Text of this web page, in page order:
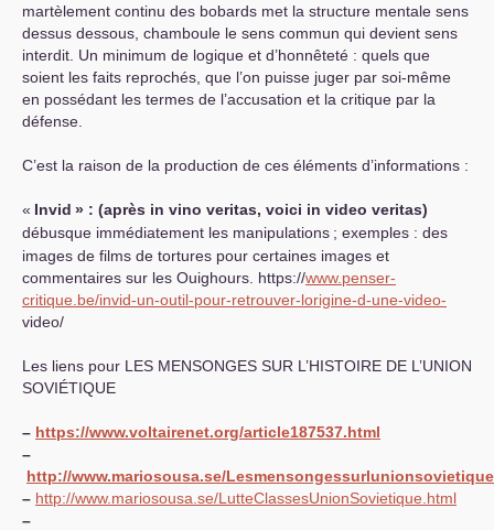
martèlement continu des bobards met la structure mentale sens
dessus dessous, chamboule le sens commun qui devient sens
interdit. Un minimum de logique et d’honnêteté : quels que
soient les faits reprochés, que l’on puisse juger par soi-même
en possédant les termes de l’accusation et la critique par la
défense.
C’est la raison de la production de ces éléments d’informations :
« Invid » : (après in vino veritas, voici in video veritas)
débusque immédiatement les manipulations ; exemples : des
images de films de tortures pour certaines images et
commentaires sur les Ouighours. https://www.penser-
critique.be/invid-un-outil-pour-retrouver-lorigine-d-une-video-
video/
Les liens pour LES MENSONGES SUR L’HISTOIRE DE L’UNION
SOVIÉTIQUE
– https://www.voltairenet.org/article187537.html
–
http://www.mariosousa.se/
– http://www.mariosousa.se/LutteClassesUnionSovietique.html
–